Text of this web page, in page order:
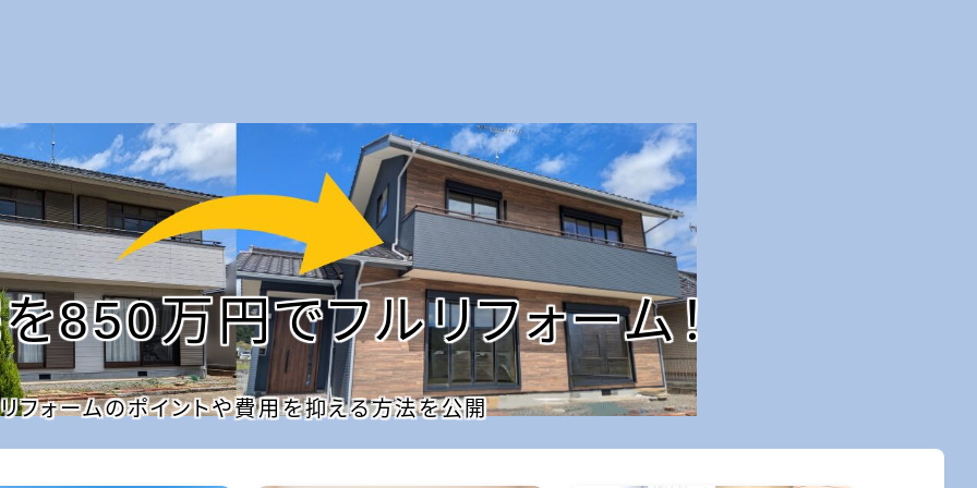
850万円でフルリフォーム！
リフォームのポイントや費用を抑える方法を公開